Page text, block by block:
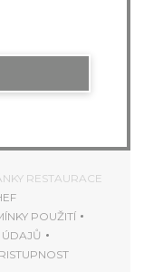
RESTAURACE
((OTEVŘE SE V NOVÉM
OKNĚ))
POUŽITÍ
((OTEVŘE SE V
V NOVÉM OKNĚ))
OKNĚ))
((OTEVŘE SE V